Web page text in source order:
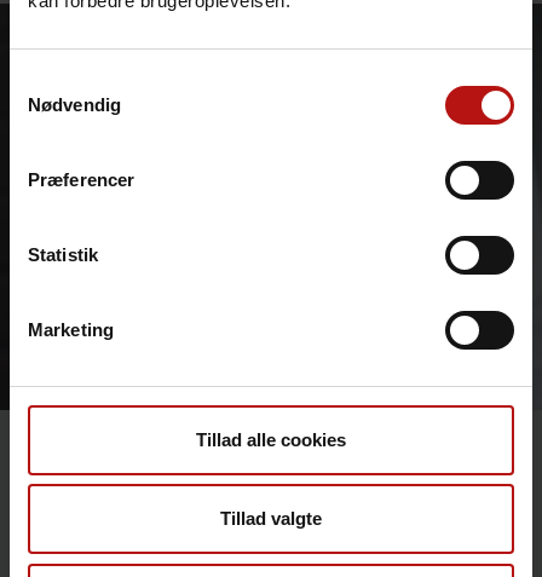
Nødvendig
Præferencer
Statistik
Marketing
Tillad alle cookies
Tillad valgte
Pressehenvendelser